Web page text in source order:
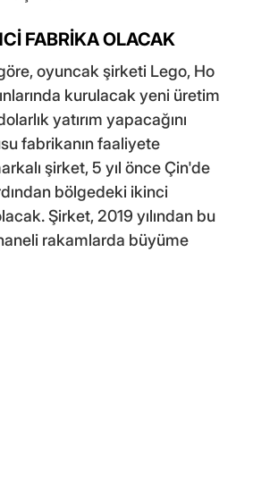
FABRİKA OLACAK
oyuncak şirketi Lego, Ho
kurulacak yeni üretim
yatırım yapacağını
fabrikanın faaliyete
şirket, 5 yıl önce Çin'de
bölgedeki ikinci
Şirket, 2019 yılından bu
rakamlarda büyüme